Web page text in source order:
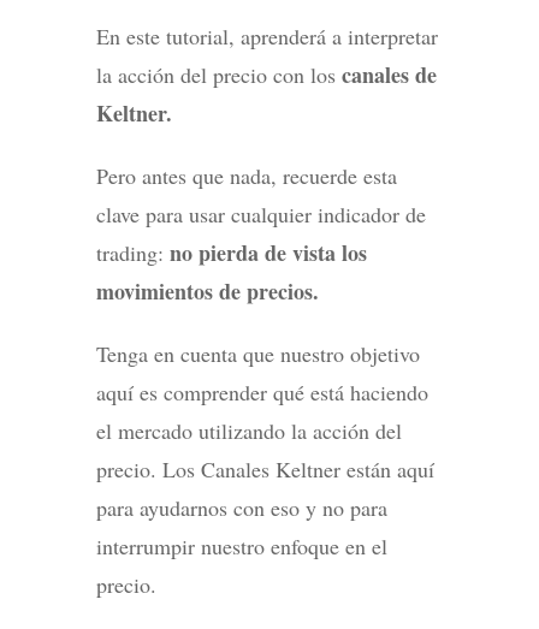
En este tutorial, aprenderá a interpretar
la acción del precio con los canales de
Keltner.
Pero antes que nada, recuerde esta
clave para usar cualquier indicador de
trading: no pierda de vista los
movimientos de precios.
Tenga en cuenta que nuestro objetivo
aquí es comprender qué está haciendo
el mercado utilizando la acción del
precio. Los Canales Keltner están aquí
para ayudarnos con eso y no para
interrumpir nuestro enfoque en el
precio.